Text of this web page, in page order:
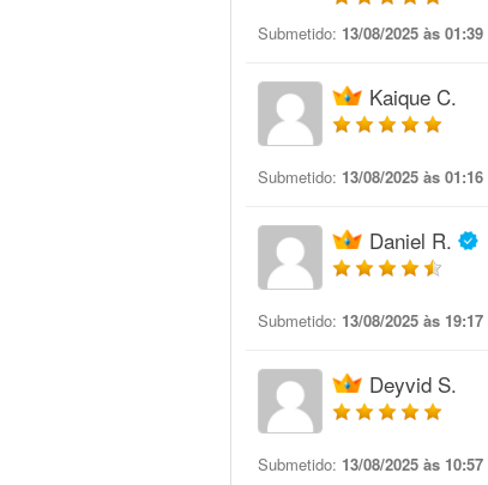
Submetido: 13/08/2025 às 01:39
Kaique C.
Submetido: 13/08/2025 às 01:16
Daniel R.
Submetido: 13/08/2025 às 19:17
Deyvid S.
Submetido: 13/08/2025 às 10:57